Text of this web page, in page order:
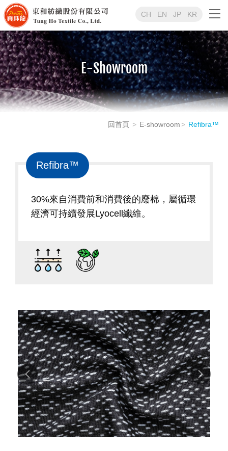
CH EN JP KR
E-Showroom
回首頁 E-showroom Refibra™
Refibra™
30%來自消費前和消費後的廢棉，屬循環
經濟可持續發展Lyocell纖維。